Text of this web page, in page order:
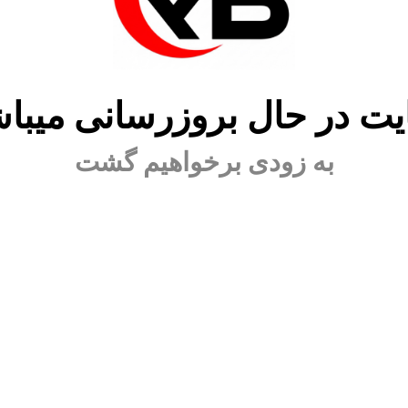
در حال بروزرسانی
به زودی برخواهیم گشت